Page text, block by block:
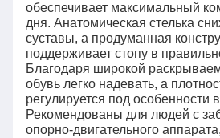
обеспечивает максимальный
дня. Анатомическая стелька
суставы, а продуманная
поддерживает стопу в
Благодаря широкой
обувь легко надевать, а
регулируется под особенности
Рекомендованы для людей с
опорно-двигательного